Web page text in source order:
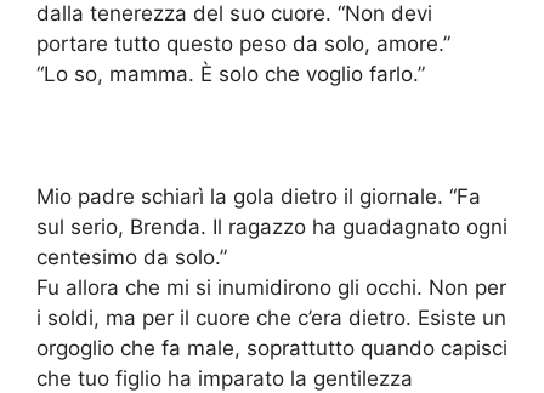
dalla tenerezza del suo cuore. “Non devi
portare tutto questo peso da solo, amore.”
“Lo so, mamma. È solo che voglio farlo.”
Mio padre schiarì la gola dietro il giornale. “Fa
sul serio, Brenda. Il ragazzo ha guadagnato ogni
centesimo da solo.”
Fu allora che mi si inumidirono gli occhi. Non per
i soldi, ma per il cuore che c’era dietro. Esiste un
orgoglio che fa male, soprattutto quando capisci
che tuo figlio ha imparato la gentilezza